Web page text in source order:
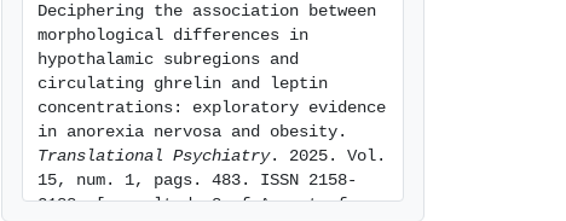
Deciphering the association between
morphological differences in
hypothalamic subregions and
circulating ghrelin and leptin
concentrations: exploratory evidence
Translational Psychiatry. 2025. Vol.
15, num. 1, pags. 483. ISSN 2158-
3188. [consulted: 8 of August of